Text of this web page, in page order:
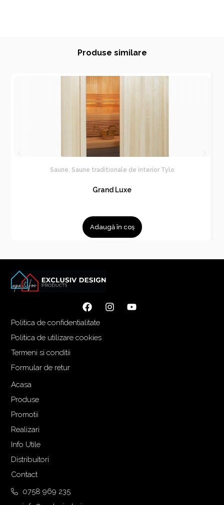
Produse similare
Saune Saune traditionale de interior Tylo
Grand Luxe
Adaugă în coș
Politica de confidentialitate
Politica de utilizare cookies
Termeni si conditii
Formular de retur
Acasa
Produse
Promotii
Realizari
Info Utile
Distribuitori
Contact
0758 969 235